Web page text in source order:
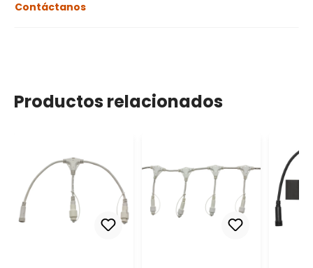
Contáctanos
Productos relacionados